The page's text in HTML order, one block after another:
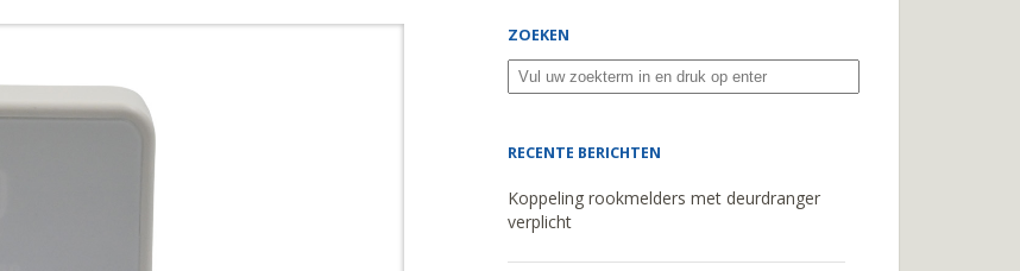
ZOEKEN
RECENTE BERICHTEN
Koppeling rookmelders met deurdranger
verplicht